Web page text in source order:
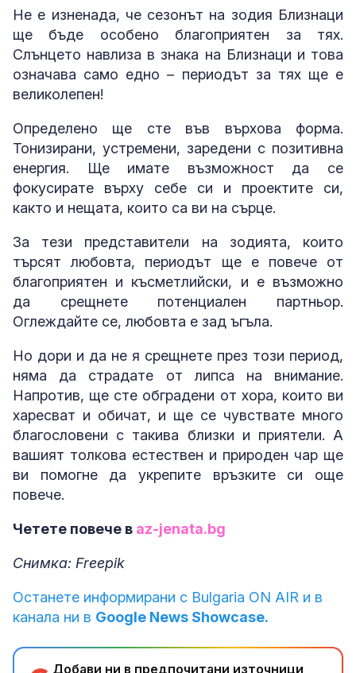
Не е изненада, че сезонът на зодия Близнаци
ще бъде особено благоприятен за тях.
Слънцето навлиза в знака на Близнаци и това
означава само едно – периодът за тях ще е
великолепен!
Определено ще сте във върхова форма.
Тонизирани, устремени, заредени с позитивна
енергия. Ще имате възможност да се
фокусирате върху себе си и проектите си,
както и нещата, които са ви на сърце.
За тези представители на зодията, които
търсят любовта, периодът ще е повече от
благоприятен и късметлийски, и е възможно
да срещнете потенциален партньор.
Оглеждайте се, любовта е зад ъгъла.
Но дори и да не я срещнете през този период,
няма да страдате от липса на внимание.
Напротив, ще сте обградени от хора, които ви
харесват и обичат, и ще се чувствате много
благословени с такива близки и приятели. А
вашият толкова естествен и природен чар ще
ви помогне да укрепите връзките си още
повече.
Четете повече в az-jenata.bg
Снимка: Freepik
Останете информирани с Bulgaria ON AIR и в
канала ни в Google News Showcase.
Добави ни в предпочитани източници